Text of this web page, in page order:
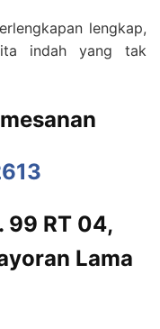
lengkap,
indah yang tak
99 RT 04,
Lama